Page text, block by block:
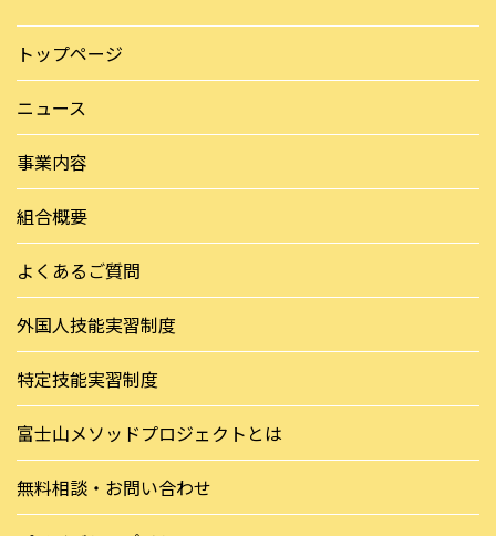
投
稿
ナ
ビ
ゲ
ー
シ
ョ
トップページ
ニュース
事業内容
組合概要
よくあるご質問
外国人技能実習制度
特定技能実習制度
富士山メソッドプロジェクトとは
無料相談・お問い合わせ